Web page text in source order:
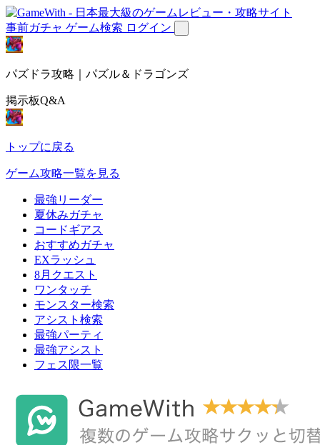
事前ガチャ ゲーム検索 ログイン
パズドラ攻略｜パズル＆ドラゴンズ
掲示板Q&A
トップに戻る
ゲーム攻略一覧を見る
最強リーダー
夏休みガチャ
コードギアス
おすすめガチャ
EXラッシュ
8月クエスト
ワンタッチ
モンスター検索
アシスト検索
最強パーティ
最強アシスト
フェス限一覧